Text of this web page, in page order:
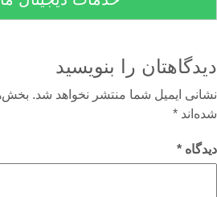
را بنویسید
ایمیل شما منتشر نخواهد شد.
*
*